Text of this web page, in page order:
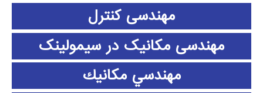
مهندسی کنترل
مهندسی مکانیک در سیمولینک
مهندسي مكانيك